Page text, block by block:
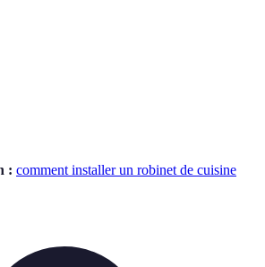
: comment installer un robinet de cuisine